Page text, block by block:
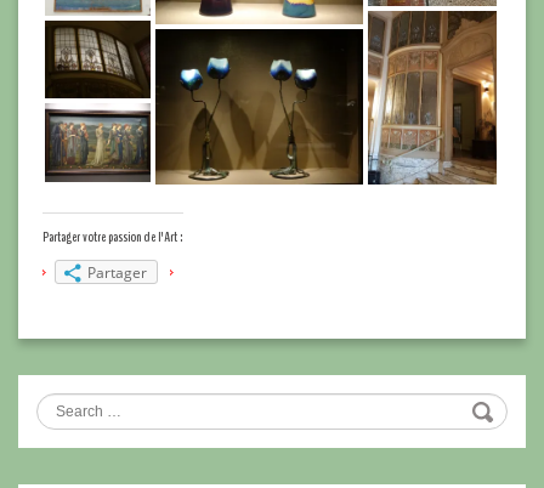
Partager votre passion de l'Art :
Partager
Search